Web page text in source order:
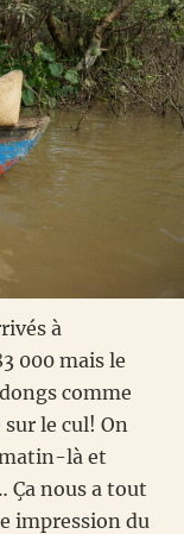
à
000 mais le
comme
le cul! On
là et
Ça nous a tout
impression du